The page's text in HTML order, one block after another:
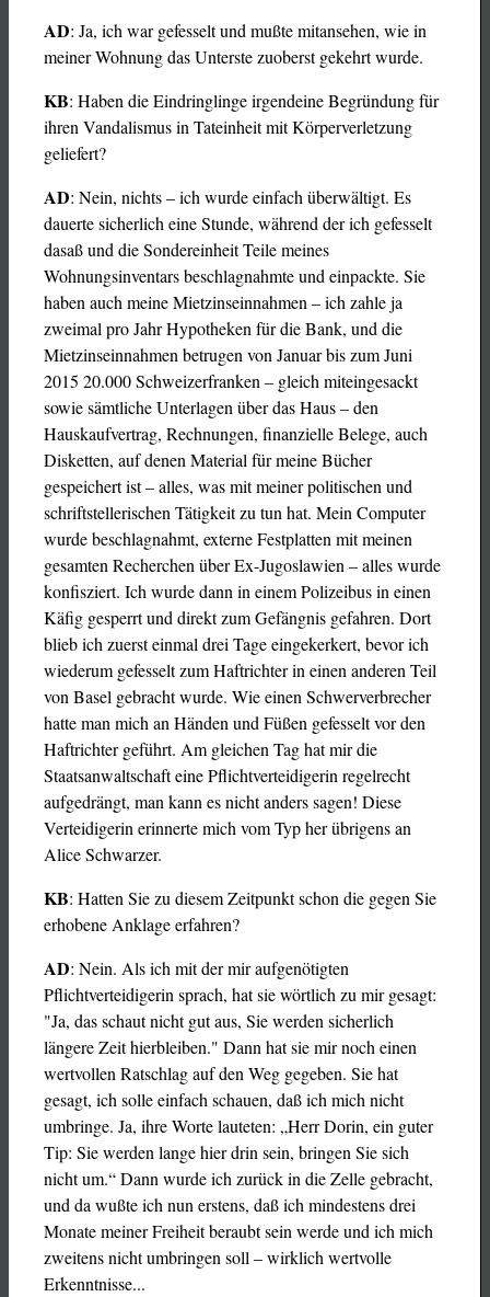
AD: Ja, ich war gefesselt und mußte mitansehen, wie in
meiner Wohnung das Unterste zuoberst gekehrt wurde.
KB: Haben die Eindringlinge irgendeine Begründung für
ihren Vandalismus in Tateinheit mit Körperverletzung
geliefert?
AD: Nein, nichts – ich wurde einfach überwältigt. Es
dauerte sicherlich eine Stunde, während der ich gefesselt
dasaß und die Sondereinheit Teile meines
Wohnungsinventars beschlagnahmte und einpackte. Sie
haben auch meine Mietzinseinnahmen – ich zahle ja
zweimal pro Jahr Hypotheken für die Bank, und die
Mietzinseinnahmen betrugen von Januar bis zum Juni
2015 20.000 Schweizerfranken – gleich miteingesackt
sowie sämtliche Unterlagen über das Haus – den
Hauskaufvertrag, Rechnungen, finanzielle Belege, auch
Disketten, auf denen Material für meine Bücher
gespeichert ist – alles, was mit meiner politischen und
schriftstellerischen Tätigkeit zu tun hat. Mein Computer
wurde beschlagnahmt, externe Festplatten mit meinen
gesamten Recherchen über Ex-Jugoslawien – alles wurde
konfisziert. Ich wurde dann in einem Polizeibus in einen
Käfig gesperrt und direkt zum Gefängnis gefahren. Dort
blieb ich zuerst einmal drei Tage eingekerkert, bevor ich
wiederum gefesselt zum Haftrichter in einen anderen Teil
von Basel gebracht wurde. Wie einen Schwerverbrecher
hatte man mich an Händen und Füßen gefesselt vor den
Haftrichter geführt. Am gleichen Tag hat mir die
Staatsanwaltschaft eine Pflichtverteidigerin regelrecht
aufgedrängt, man kann es nicht anders sagen! Diese
Verteidigerin erinnerte mich vom Typ her übrigens an
Alice Schwarzer.
KB: Hatten Sie zu diesem Zeitpunkt schon die gegen Sie
erhobene Anklage erfahren?
AD: Nein. Als ich mit der mir aufgenötigten
Pflichtverteidigerin sprach, hat sie wörtlich zu mir gesagt:
"Ja, das schaut nicht gut aus, Sie werden sicherlich
längere Zeit hierbleiben." Dann hat sie mir noch einen
wertvollen Ratschlag auf den Weg gegeben. Sie hat
gesagt, ich solle einfach schauen, daß ich mich nicht
umbringe. Ja, ihre Worte lauteten: „Herr Dorin, ein guter
Tip: Sie werden lange hier drin sein, bringen Sie sich
nicht um.“ Dann wurde ich zurück in die Zelle gebracht,
und da wußte ich nun erstens, daß ich mindestens drei
Monate meiner Freiheit beraubt sein werde und ich mich
zweitens nicht umbringen soll – wirklich wertvolle
Erkenntnisse...